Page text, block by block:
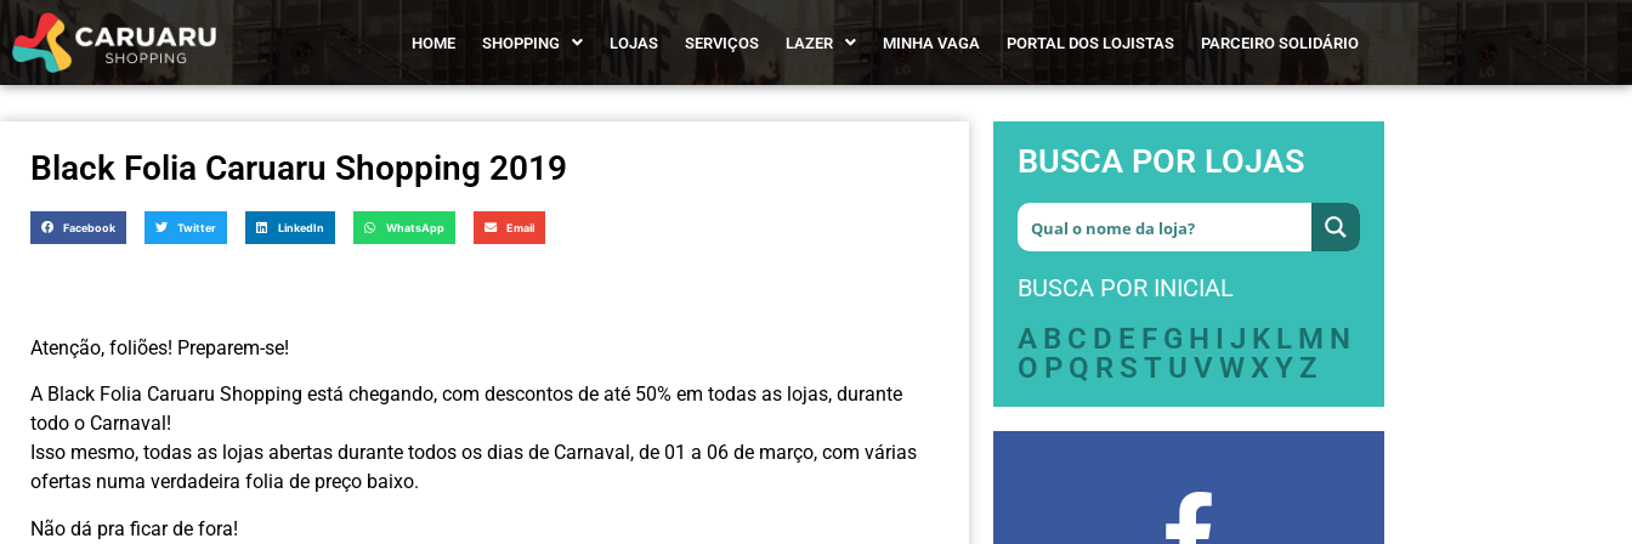
HOME SHOPPING LOJAS SERVIÇOS LAZER MINHA VAGA PORTAL DOS LOJISTAS PARCEIRO SOLIDÁRIO
Black Folia Caruaru Shopping 2019
Facebook Twitter LinkedIn WhatsApp Email
Atenção, foliões! Preparem-se!
A Black Folia Caruaru Shopping está chegando, com descontos de até 50% em todas as lojas, durante
todo o Carnaval!
Isso mesmo, todas as lojas abertas durante todos os dias de Carnaval, de 01 a 06 de março, com várias
ofertas numa verdadeira folia de preço baixo.
Não dá pra ficar de fora!
BUSCA POR LOJAS
BUSCA POR INICIAL
A B C D E F G H I J K L M N
O P Q R S T U V WXY Z